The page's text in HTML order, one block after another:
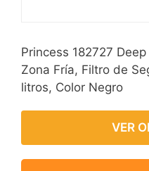
Princess 182727
Zona Fría, Filtro de
litros, Color Negro
VER